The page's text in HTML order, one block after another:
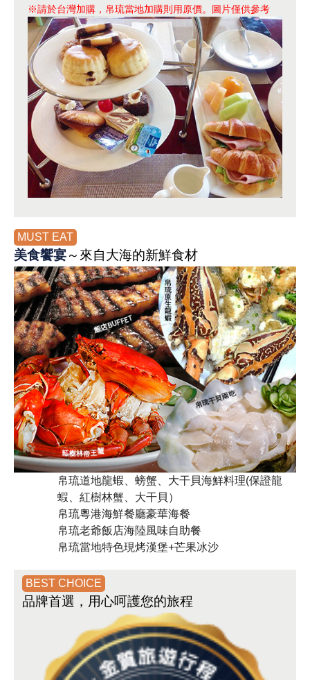
※請於台灣加購，帛琉當地加購則用原價。圖片僅供參考
MUST EAT
美食饗宴～來自大海的新鮮食材
帛琉道地龍蝦、螃蟹、大干貝海鮮料理(保證龍
蝦、紅樹林蟹、大干貝）
帛琉粵港海鮮餐廳豪華海餐
帛琉老爺飯店海陸風味自助餐
帛琉當地特色現烤漢堡+芒果冰沙
BEST CHOICE
品牌首選 ，用心呵護您的旅程